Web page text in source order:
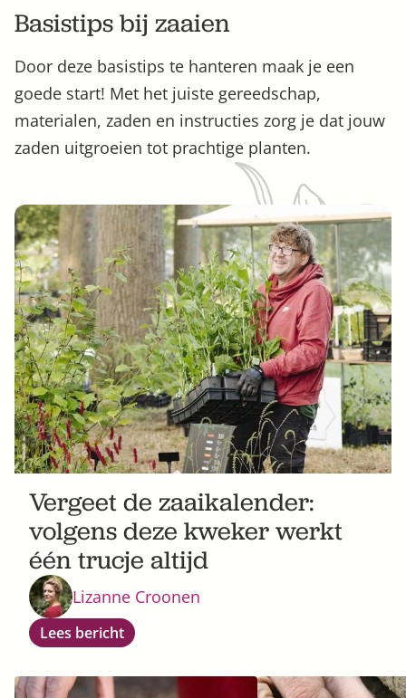
Basistips bij zaaien
Door deze basistips te hanteren maak je een
goede start! Met het juiste gereedschap,
materialen, zaden en instructies zorg je dat jouw
zaden uitgroeien tot prachtige planten.
Vergeet de zaaikalender:
volgens deze kweker werkt
één trucje altijd
Lizanne Croonen
Lees bericht